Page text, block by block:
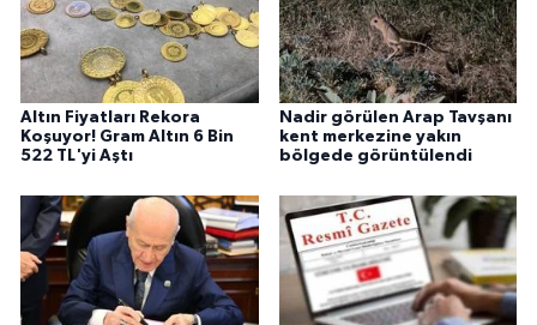
Altın Fiyatları Rekora
Koşuyor! Gram Altın 6 Bin
522 TL'yi Aştı
Nadir görülen Arap Tavşanı
kent merkezine yakın
bölgede görüntülendi